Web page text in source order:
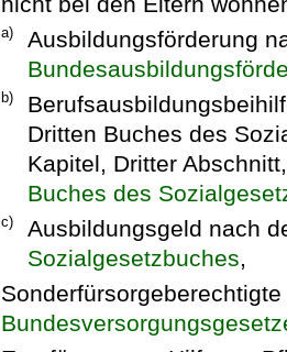
a)
Ausbildungsförderung
b)
Dritten Buches des
Kapitel, Dritter
Buches des
c)
Ausbildungsgeld nach
Sozialgesetzbuches